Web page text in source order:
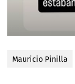
Mauricio Pinilla